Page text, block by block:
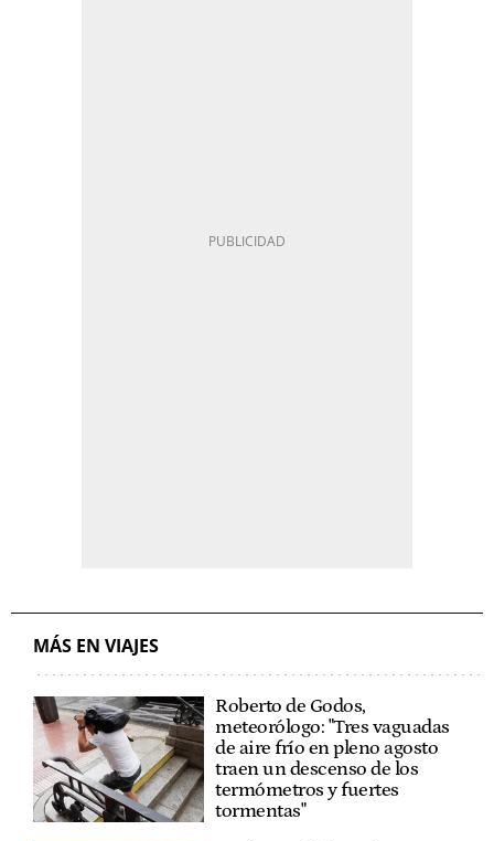
MÁS EN VIAJES
Roberto de Godos,
meteorólogo: "Tres vaguadas
de aire frío en pleno agosto
traen un descenso de los
termómetros y fuertes
tormentas"